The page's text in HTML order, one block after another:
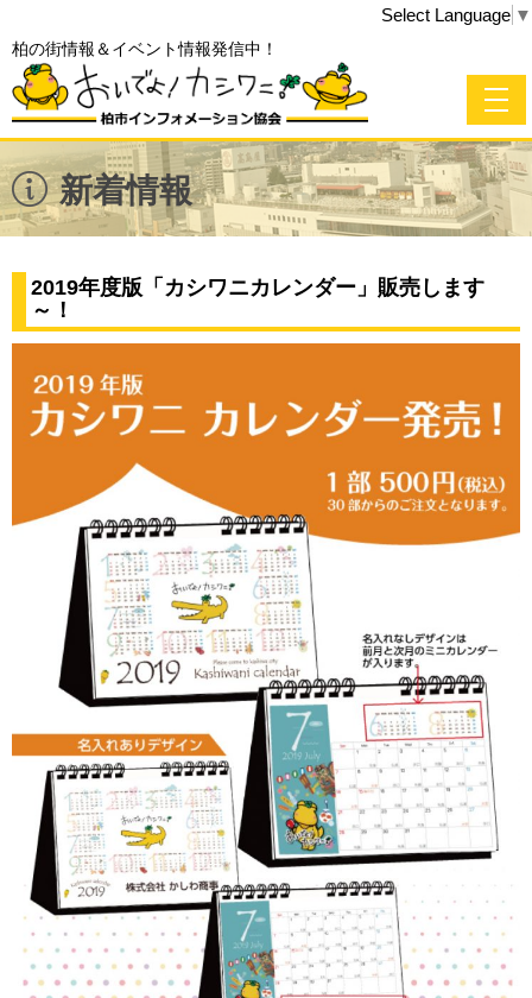
柏の街情報＆イベント情報発信中！
Select Language ▼
新着情報
2019年度版「カシワニカレンダー」販売します
～！